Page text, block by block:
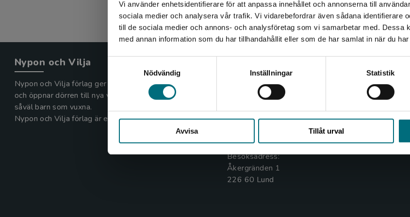
Vi använder enhetsidentifierare för att anpassa innehållet och annonserna till
sociala medier och analysera vår trafik. Vi vidarebefordrar även sådana identifierare
till de sociala medier och annons- och analysföretag som vi samarbetar med. Dessa
med annan information som du har tillhandahållit eller som de har samlat in när du
Nödvändig
Inställningar Statistik
Avvisa Tillåt urval
Det verkar som att du besöker
en enhet utanför Sverige. Vi erbjuder inte leveranser
utanför Sverige. För att kunna slutföra ett köp måste
leveransadressen vara i Sverige.
Nypon och Vilja
Nypon och Vilja förlag ger ut böcker som väcker läslust
och öppnar dörren till nya världar och möjligheter för
såväl barn som vuxna.
Nypon och Vilja förlag är en del av Studentlitteratur.
Kontakta oss
046-31 20 00
Box 141
Besöksadress:
Åkergränden 1
Kontakta kundservice
046-31 21 00
Frågor och svar
Köpvillkor